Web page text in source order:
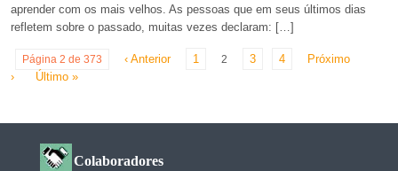
aprender com os mais velhos. As pessoas que em seus últimos dias
refletem sobre o passado, muitas vezes declaram: […]
Página 2 de 373 ‹ Anterior 1 2 3 4
Próximo
›
Último »
Colaboradores